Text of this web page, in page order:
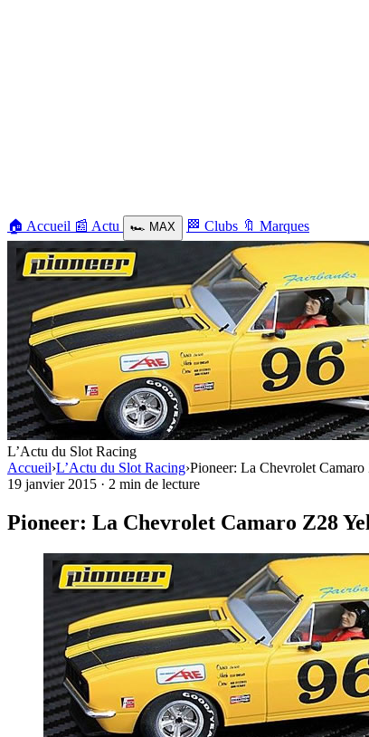
🏠 Accueil 📰 Actu 🏎️ MAX 🏁 Clubs 🔖 Marques
L’Actu du Slot Racing
Accueil›L’Actu du Slot Racing›Pioneer: La Chevrolet
19 janvier 2015 · 2 min de lecture
Pioneer: La Chevrolet Camaro Z28